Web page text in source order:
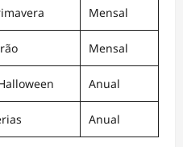
Mensal
Mensal
Anual
Anual